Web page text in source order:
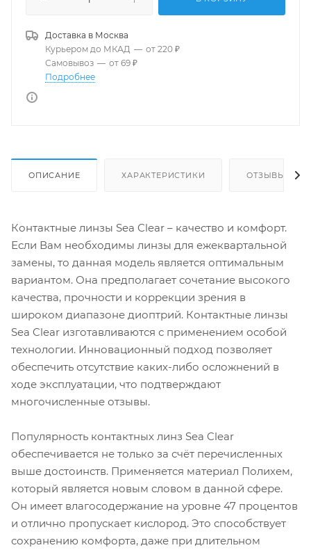
Доставка в Москва
Курьером до МКАД — от 220 ₽
Самовывоз — от 69 ₽
Подробнее
ОПИСАНИЕ ХАРАКТЕРИСТИКИ ОТЗЫВЫ
Контактные линзы Sea Clear – качество и комфорт.
Если Вам необходимы линзы для ежеквартальной
замены, то данная модель является оптимальным
вариантом. Она предполагает сочетание высокого
качества, прочности и коррекции зрения в
широком диапазоне диоптрий. Контактные линзы
Sea Clear изготавливаются с применением особой
технологии. Инновационный подход позволяет
обеспечить отсутствие каких-либо осложнений в
ходе эксплуатации, что подтверждают
многочисленные отзывы.
Популярность контактных линз Sea Clear
обеспечивается не только за счёт перечисленных
выше достоинств. Применяется материал Полихем,
который является новым словом в данной сфере.
Он имеет влагосодержание на уровне 47 процентов
и отлично пропускает кислород. Это способствует
сохранению комфорта, даже при длительном